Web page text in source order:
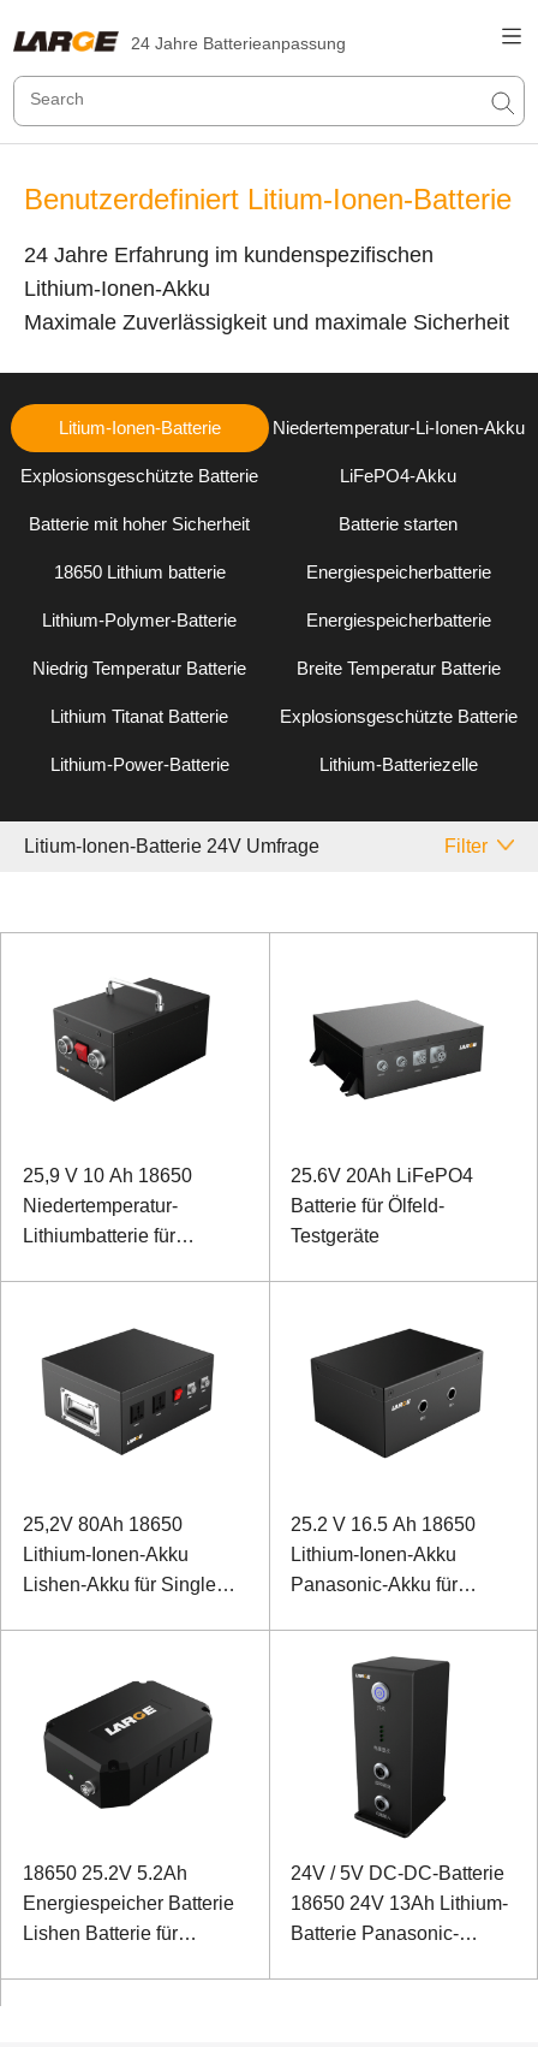
24 Jahre Batterieanpassung
Benutzerdefiniert Litium-Ionen-Batterie
24 Jahre Erfahrung im kundenspezifischen
Lithium-Ionen-Akku
Maximale Zuverlässigkeit und maximale Sicherheit
Litium-Ionen-Batterie Niedertemperatur-Li-Ionen-Akku
Explosionsgeschützte Batterie LiFePO4-Akku
Batterie mit hoher Sicherheit Batterie starten
18650 Lithium batterie Energiespeicherbatterie
Lithium-Polymer-Batterie Energiespeicherbatterie
Niedrig Temperatur Batterie Breite Temperatur Batterie
Lithium Titanat Batterie Explosionsgeschützte Batterie
Lithium-Power-Batterie Lithium-Batteriezelle
Litium-Ionen-Batterie 24V Umfrage Filter
25,9 V 10 Ah 18650
Niedertemperatur-
Lithiumbatterie für
25.6V 20Ah LiFePO4
Batterie für Ölfeld-
Testgeräte
25,2V 80Ah 18650
Lithium-Ionen-Akku
Lishen-Akku für Single
25.2 V 16.5 Ah 18650
Lithium-Ionen-Akku
Panasonic-Akku für
hoher Auflösung
18650 25.2V 5.2Ah
Energiespeicher Batterie
Lishen Batterie für
24V / 5V DC-DC-Batterie
18650 24V 13Ah Lithium-
Batterie Panasonic-